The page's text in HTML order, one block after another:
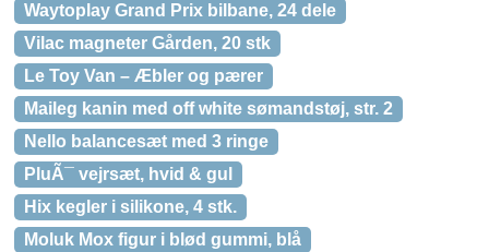
Waytoplay Grand Prix bilbane, 24 dele
Vilac magneter Gården, 20 stk
Le Toy Van – Æbler og pærer
Maileg kanin med off white sømandstøj, str. 2
Nello balancesæt med 3 ringe
PluÃ¯ vejrsæt, hvid & gul
Hix kegler i silikone, 4 stk.
Moluk Mox figur i blød gummi, blå